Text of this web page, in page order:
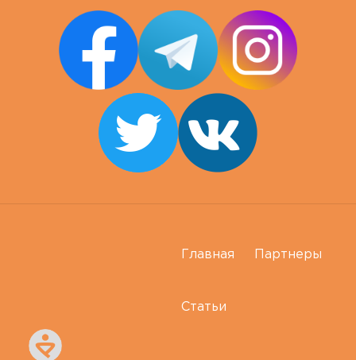
Главная Партнеры
Статьи